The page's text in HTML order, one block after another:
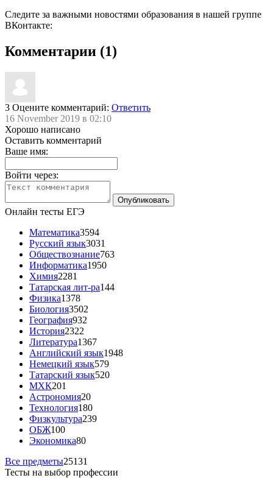
Следите за важными новостями образования в нашей группе
ВКонтакте:
Комментарии (1)
3 Оцените комментарий: Ответить
16 November 2019 в 02:10
Хорошо написано
Оставить комментарий
Ваше имя:
Войти через:
Онлайн тесты ЕГЭ
Математика3594
Русский язык3031
Обществознание763
Информатика1950
Химия2281
Татарская лит-ра144
Физика1378
Биология3502
География932
История2322
Литература1367
Английский язык1948
Немецкий язык579
Татарский язык520
МХК201
Астрономия20
Технология180
Физкультура239
ОБЖ100
Экономика80
Все предметы25131
Тесты на выбор профессии